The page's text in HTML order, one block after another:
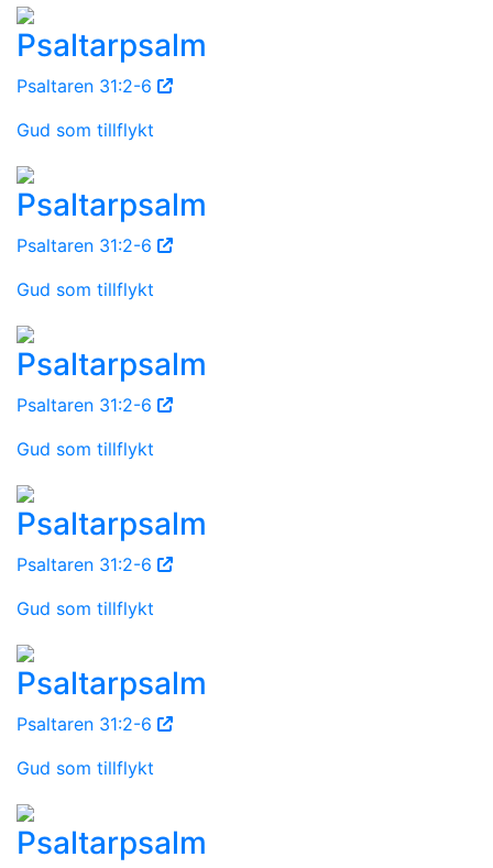
Psaltarpsalm
Psaltaren 31:2-6
Gud som tillflykt
Psaltarpsalm
Psaltaren 31:2-6
Gud som tillflykt
Psaltarpsalm
Psaltaren 31:2-6
Gud som tillflykt
Psaltarpsalm
Psaltaren 31:2-6
Gud som tillflykt
Psaltarpsalm
Psaltaren 31:2-6
Gud som tillflykt
Psaltarpsalm